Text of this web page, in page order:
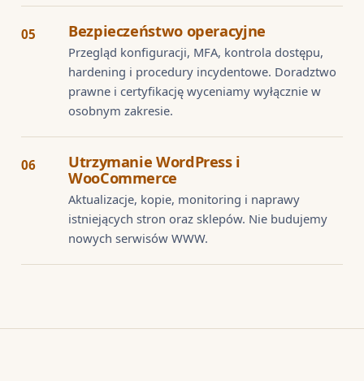
05 Bezpieczeństwo operacyjne
Przegląd konfiguracji, MFA, kontrola dostępu,
hardening i procedury incydentowe. Doradztwo
prawne i certyfikację wyceniamy wyłącznie w
osobnym zakresie.
06
Utrzymanie WordPress i
WooCommerce
Aktualizacje, kopie, monitoring i naprawy
istniejących stron oraz sklepów. Nie budujemy
nowych serwisów WWW.